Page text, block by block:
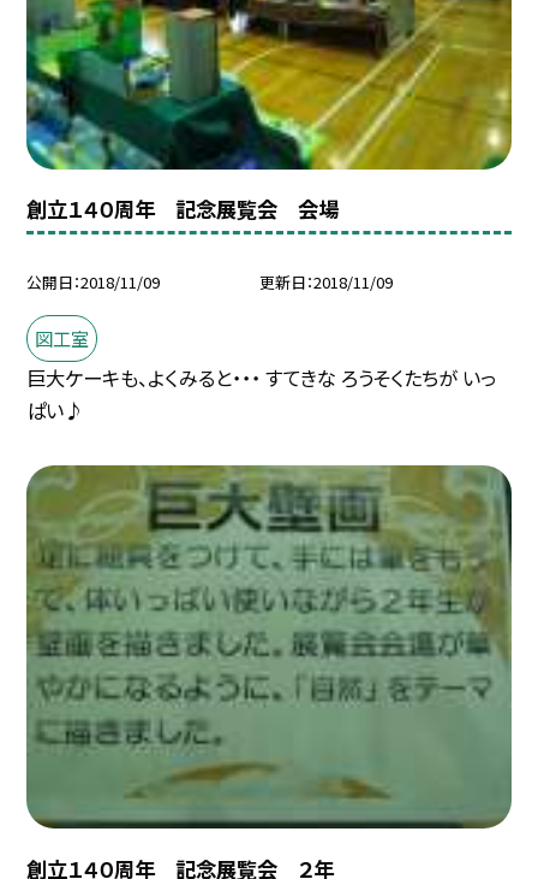
創立１４０周年 記念展覧会 会場
公開日 2018/11/09 更新日 2018/11/09
図工室
巨大ケーキも、よくみると・・・ すてきな ろうそくたちが いっ
ぱい♪
創立１４０周年 記念展覧会 ２年